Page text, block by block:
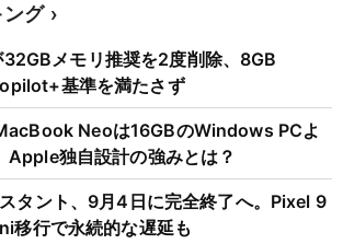
グ
メモリ推奨を2度削除、8GB
基準を満たさず
Neoは16GBのWindows PCよ
Apple独自設計の強みとは？
タント、9月4日に完全終了へ。Pixel 9
移行で永続的な遅延も